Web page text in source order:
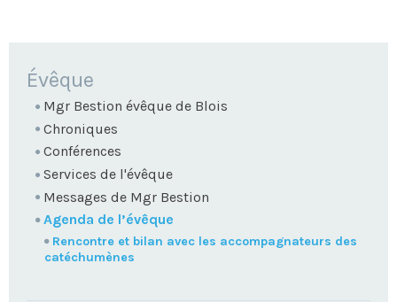
NAVIGATION
Évêque
Mgr Bestion évêque de Blois
Chroniques
Conférences
Services de l'évêque
Messages de Mgr Bestion
Agenda de l’évêque
Rencontre et bilan avec les accompagnateurs des
catéchumènes